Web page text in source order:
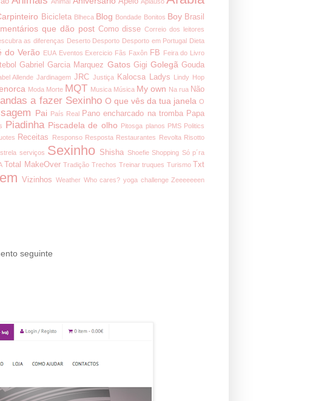
Bicicleta Blheca Blog Bondade Bonitos Boy Brasil
que dão post Como disse Correio dos leitores
as diferenças Deserto Desporto Desporto em Portugal Dieta
do Verão EUA Eventos Exercicio Fãs Faxôn FB Feira do Livro
Gabriel Garcia Marquez Gatos Gigi Golegã Gouda
Allende Jardinagem JRC Justiça Kalocsa Ladys Lindy Hop
Moda Morte MQT Musica Música My own Na rua Não
a fazer Sexinho O que vês da tua janela O
Pai País Real Pano encharcado na tromba Papa
Piadinha Piscadela de olho Pitosga planos PMS Politics
Receitas Responso Resposta Restaurantes Revolta Risotto
serviços Sexinho Shisha Shoefie Shopping Só p´ra
Total MakeOver Tradição Trechos Treinar truques Turismo Txt
Vizinhos Weather Who cares? yoga challenge Zeeeeeeen
seguinte